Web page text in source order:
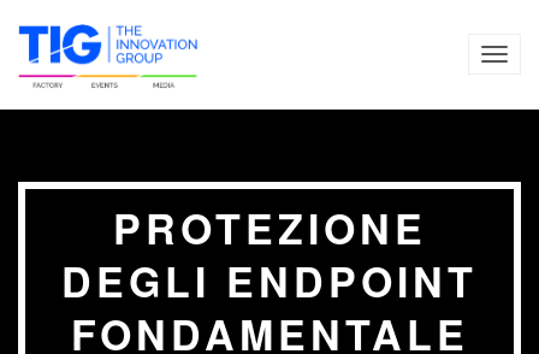
PROTEZIONE
DEGLI ENDPOINT
FONDAMENTALE